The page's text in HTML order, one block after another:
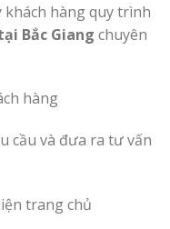
khách hàng quy trình
Bắc Giang chuyên
hàng
cầu và đưa ra tư vấn
trang chủ